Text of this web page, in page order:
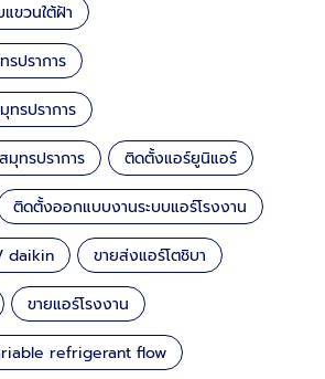
ขวนใต้ฝ้า
ปราการ
รปราการ
ทรปราการ ติดตั้งแอร์ยูนิแอร์
ติดตั้งออกแบบงานระบบแอร์โรงงาน
daikin ขายส่งแอร์โตชิบา
ขายแอร์โรงงาน
refrigerant flow